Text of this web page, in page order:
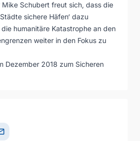
Schubert freut sich, dass die
sichere Häfen‘ dazu
humanitäre Katastrophe an den
weiter in den Fokus zu
Dezember 2018 zum Sicheren